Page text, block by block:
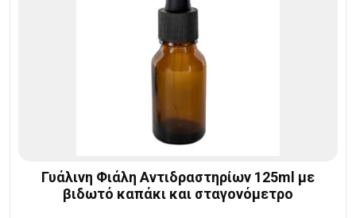
Γυάλινη Φιάλη Αντιδραστηρίων 125ml με
βιδωτό καπάκι και σταγονόμετρο